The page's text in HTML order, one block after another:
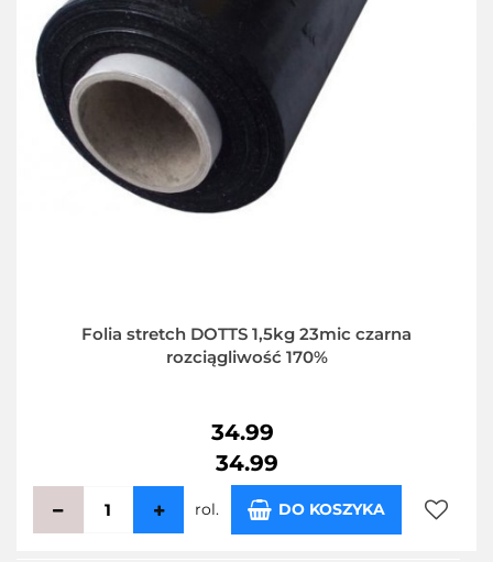
Folia stretch DOTTS 1,5kg 23mic czarna
rozciągliwość 170%
34.99
34.99
rol. DO KOSZYKA